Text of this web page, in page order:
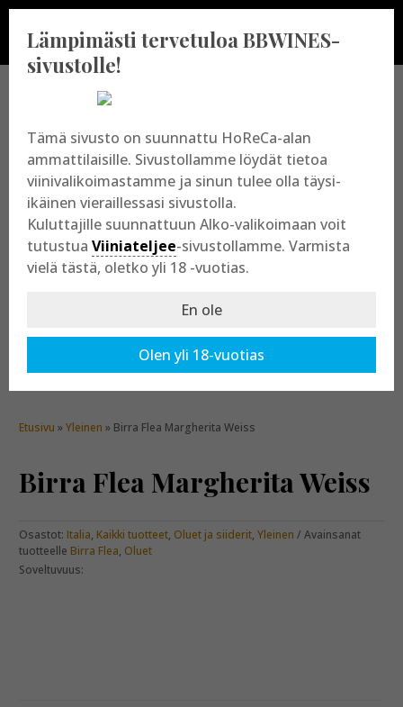
BBWINES OY
Vajossuonkatu 10
20360 Turku
y-tunnus: 2009865-8
Etusivu »Yleinen » Birra Flea Margherita Weiss
Birra Flea Margherita Weiss
Osastot: Italia, Kaikki tuotteet, Oluet ja siiderit,Yleinen
Avainsanat
tuotteelle Birra Flea, Oluet
Soveltuvuus:
Lämpimästi tervetuloa BBWINES-
sivustolle!
Tämä sivusto on suunnattu HoReCa-alan
ammattilaisille. Sivustollamme löydät tietoa
viinivalikoimastamme ja sinun tulee olla täysi-
ikäinen vieraillessasi sivustolla.
Kuluttajille suunnattuun Alko-valikoimaan voit
tutustua Viiniateljee-sivustollamme. Varmista
vielä tästä, oletko yli 18 -vuotias.
En ole
Olen yli 18-vuotias